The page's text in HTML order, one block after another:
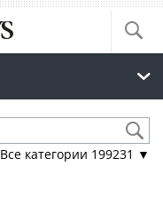
Все категории 199231 ▼